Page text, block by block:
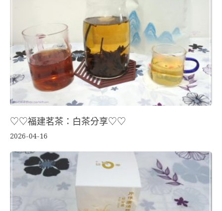
♡♡福建茗茶：白茶分享♡♡
2026-04-16